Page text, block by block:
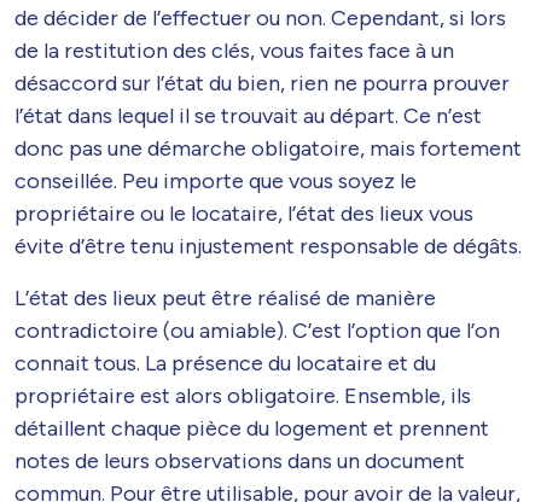
de décider de l’effectuer ou non. Cependant, si lors
de la restitution des clés, vous faites face à un
désaccord sur l’état du bien, rien ne pourra prouver
l’état dans lequel il se trouvait au départ. Ce n’est
donc pas une démarche obligatoire, mais fortement
conseillée. Peu importe que vous soyez le
propriétaire ou le locataire, l’état des lieux vous
évite d’être tenu injustement responsable de dégâts.
L’état des lieux peut être réalisé de manière
contradictoire (ou amiable). C’est l’option que l’on
connait tous. La présence du locataire et du
propriétaire est alors obligatoire. Ensemble, ils
détaillent chaque pièce du logement et prennent
notes de leurs observations dans un document
commun. Pour être utilisable, pour avoir de la valeur,